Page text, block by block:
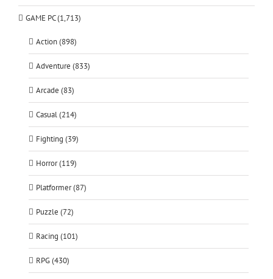
GAME PC (1,713)
Action (898)
Adventure (833)
Arcade (83)
Casual (214)
Fighting (39)
Horror (119)
Platformer (87)
Puzzle (72)
Racing (101)
RPG (430)